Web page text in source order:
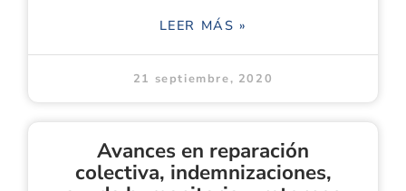
LEER MÁS »
21 septiembre, 2020
Avances en reparación
colectiva, indemnizaciones,